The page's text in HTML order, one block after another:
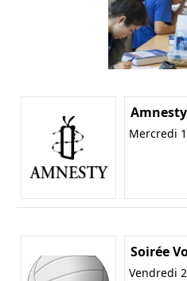
Amnesty
Mercredi
Soirée
Vendredi